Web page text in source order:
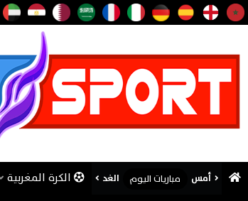
أمس مباريات اليوم الغد الكرة المغربية